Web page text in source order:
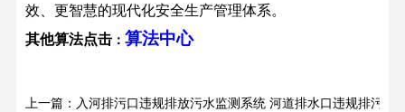
效、更智慧的现代化安全生产管理体系。
其他算法点击： 算法中心
上一篇：入河排污口违规排放污水监测系统 河道排水口违规排污识